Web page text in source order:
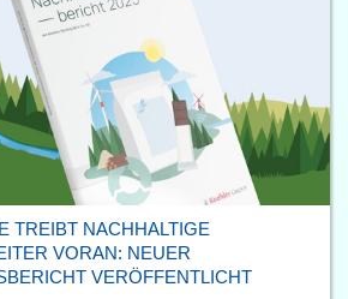
TREIBT NACHHALTIGE
VORAN: NEUER
VERÖFFENTLICHT